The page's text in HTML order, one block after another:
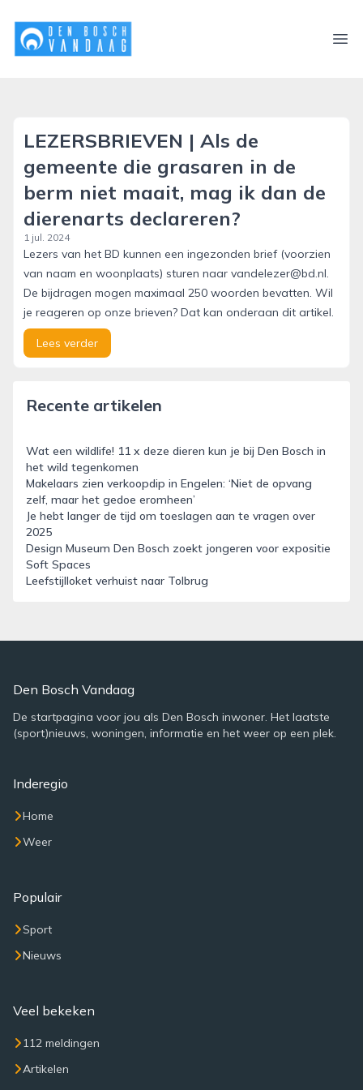
denboschvandaag.nl
LEZERSBRIEVEN | Als de
gemeente die grasaren in de
berm niet maait, mag ik dan de
dierenarts declareren?
1 jul. 2024
Lezers van het BD kunnen een ingezonden brief (voorzien
van naam en woonplaats) sturen naar vandelezer@bd.nl.
De bijdragen mogen maximaal 250 woorden bevatten. Wil
je reageren op onze brieven? Dat kan onderaan dit artikel.
Lees verder
Recente artikelen
Wat een wildlife! 11 x deze dieren kun je bij Den Bosch in
het wild tegenkomen
Makelaars zien verkoopdip in Engelen: ‘Niet de opvang
zelf, maar het gedoe eromheen’
Je hebt langer de tijd om toeslagen aan te vragen over
2025
Design Museum Den Bosch zoekt jongeren voor expositie
Soft Spaces
Leefstijlloket verhuist naar Tolbrug
Den Bosch Vandaag
De startpagina voor jou als Den Bosch inwoner. Het laatste
(sport)nieuws, woningen, informatie en het weer op een plek.
Inderegio
Home
Weer
Populair
Sport
Nieuws
Veel bekeken
112 meldingen
Artikelen